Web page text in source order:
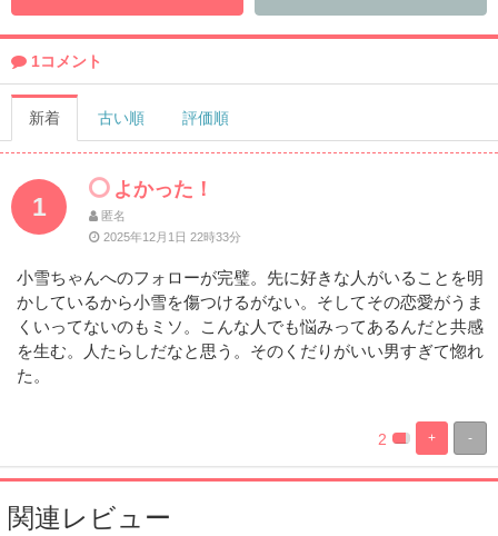
1コメント
新着 古い順 評価順
1
よかった！
匿名
2025年12月1日 22時33分
小雪ちゃんへのフォローが完璧。先に好きな人がいることを明
かしているから小雪を傷つけるがない。そしてその恋愛がうま
くいってないのもミソ。こんな人でも悩みってあるんだと共感
を生む。人たらしだなと思う。そのくだりがいい男すぎて惚れ
た。
-
+
%
Complete
100%
Complete
2
関連レビュー